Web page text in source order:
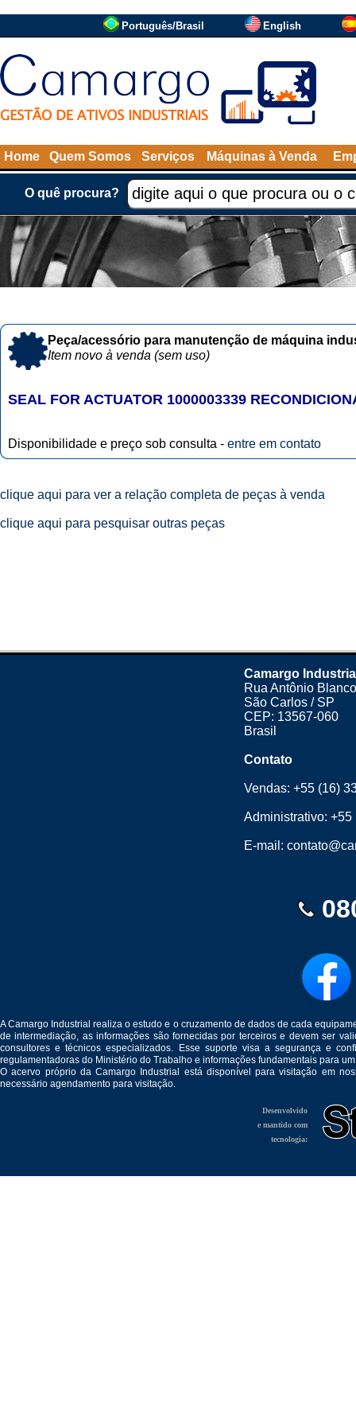
Português/Brasil English
Home Quem Somos Serviços Máquinas à Venda
O quê procura?
Peça/acessório para manutenção de máquina
Item novo à venda (sem uso)
SEAL FOR ACTUATOR 1000003339
Disponibilidade e preço sob consulta - entre em contato
clique aqui para ver a relação completa de peças à venda
clique aqui para pesquisar outras peças
Camargo
Rua Antônio
São Carlos / SP
CEP: 13567-060
Brasil
Contato
Vendas:+55 (16)
Administrativo:+55
E-mail:
A Camargo Industrial realiza o estudo e o cruzamento de dados de cada
de intermediação, as informações são fornecidas por terceiros e devem ser
consultores e técnicos especializados. Esse suporte visa a segurança e
regulamentadoras do Ministério do Trabalho e informações fundamentais para
O acervo próprio da Camargo Industrial está disponível para visitação em
necessário agendamento para visitação.
Desenvolvido
e mantido com
tecnologia: